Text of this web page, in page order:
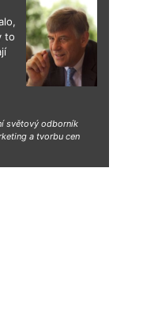
to
světový odborník
a tvorbu cen